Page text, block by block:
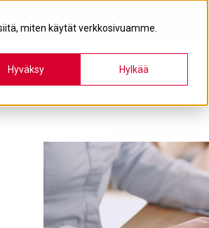
miten käytät verkkosivuamme.
Hyväksy Hylkää